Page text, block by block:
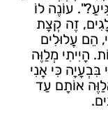
עוֹנֶה לוֹ
זֶה קְצָת
הֵם עֲלוּלִים
הָיִיתִי מְלַוֶּה
כִּי אֲנִי
אוֹתָם עַד